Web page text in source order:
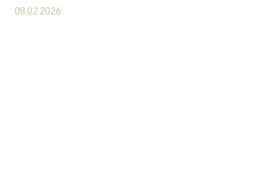
08.02.2026